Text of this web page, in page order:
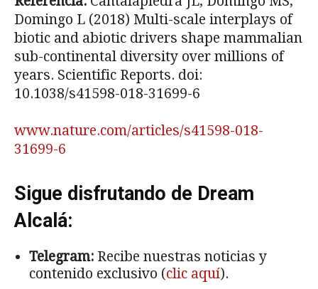
Domingo L (2018) Multi-scale interplays of
biotic and abiotic drivers shape mammalian
sub-continental diversity over millions of
years. Scientific Reports. doi:
10.1038/s41598-018-31699-6
www.nature.com/articles/s41598-018-
31699-6
Sigue disfrutando de Dream
Alcalá:
Telegram: Recibe nuestras noticias y
contenido exclusivo (clic aquí).